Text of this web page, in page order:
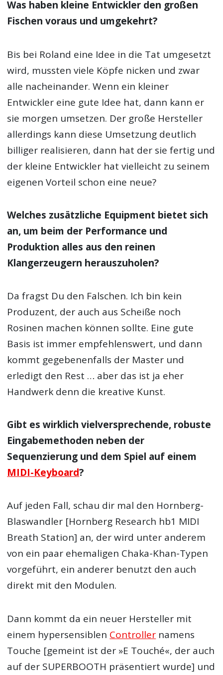
Was haben kleine Entwickler den großen
Fischen voraus und umgekehrt?
Bis bei Roland eine Idee in die Tat umgesetzt
wird, mussten viele Köpfe nicken und zwar
alle nacheinander. Wenn ein kleiner
Entwickler eine gute Idee hat, dann kann er
sie morgen umsetzen. Der große Hersteller
allerdings kann diese Umsetzung deutlich
billiger realisieren, dann hat der sie fertig und
der kleine Entwickler hat vielleicht zu seinem
eigenen Vorteil schon eine neue?
Welches zusätzliche Equipment bietet sich
an, um beim der Performance und
Produktion alles aus den reinen
Klangerzeugern herauszuholen?
Da fragst Du den Falschen. Ich bin kein
Produzent, der auch aus Scheiße noch
Rosinen machen können sollte. Eine gute
Basis ist immer empfehlenswert, und dann
kommt gegebenenfalls der Master und
erledigt den Rest … aber das ist ja eher
Handwerk denn die kreative Kunst.
Gibt es wirklich vielversprechende, robuste
Eingabemethoden neben der
Sequenzierung und dem Spiel auf einem
MIDI-Keyboard?
Auf jeden Fall, schau dir mal den Hornberg-
Blaswandler [Hornberg Research hb1 MIDI
Breath Station] an, der wird unter anderem
von ein paar ehemaligen Chaka-Khan-Typen
vorgeführt, ein anderer benutzt den auch
direkt mit den Modulen.
Dann kommt da ein neuer Hersteller mit
einem hypersensiblen Controller namens
Touche [gemeint ist der »E Touché«, der auch
auf der SUPERBOOTH präsentiert wurde] und